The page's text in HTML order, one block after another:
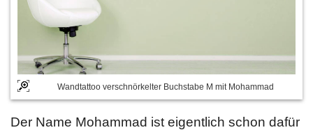
Wandtattoo verschnörkelter Buchstabe M mit Mohammad
Der Name Mohammad ist eigentlich schon dafür